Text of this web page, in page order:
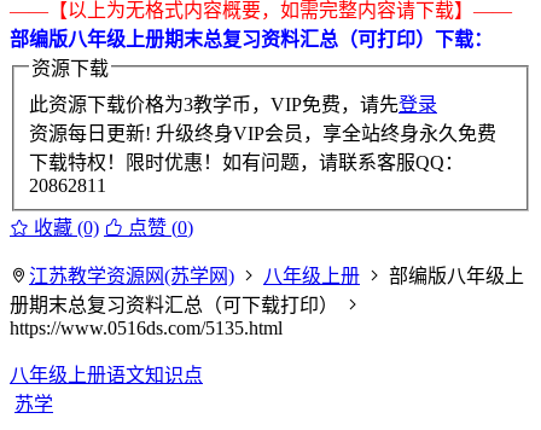
——【以上为无格式内容概要，如需完整内容请下载】——
部编版八年级上册期末总复习资料汇总（可打印）下载：
资源下载
此资源下载价格为3教学币，VIP免费，请先登录
资源每日更新! 升级终身VIP会员，享全站终身永久免费
下载特权！限时优惠！如有问题，请联系客服QQ：
20862811
收藏 (0) 点赞 (0)
江苏教学资源网(苏学网) 八年级上册
部编版八年级上
册期末总复习资料汇总（可下载打印）
https://www.0516ds.com/5135.html
八年级上册语文知识点
苏学